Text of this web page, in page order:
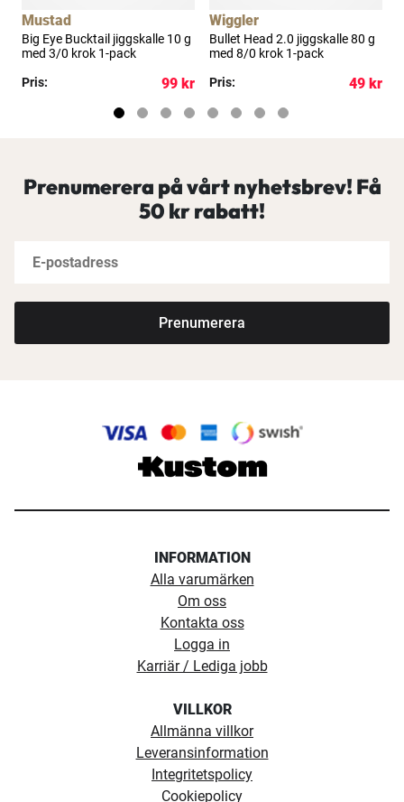
Mustad
Big Eye Bucktail jiggskalle 10 g
med 3/0 krok 1-pack
Pris:
99 kr
Wiggler
Bullet Head 2.0 jiggskalle 80 g
med 8/0 krok 1-pack
Pris:
49 kr
Prenumerera på vårt nyhetsbrev! Få
50 kr rabatt!
Prenumerera
INFORMATION
Alla varumärken
Om oss
Kontakta oss
Logga in
Karriär / Lediga jobb
VILLKOR
Allmänna villkor
Leveransinformation
Integritetspolicy
Cookiepolicy